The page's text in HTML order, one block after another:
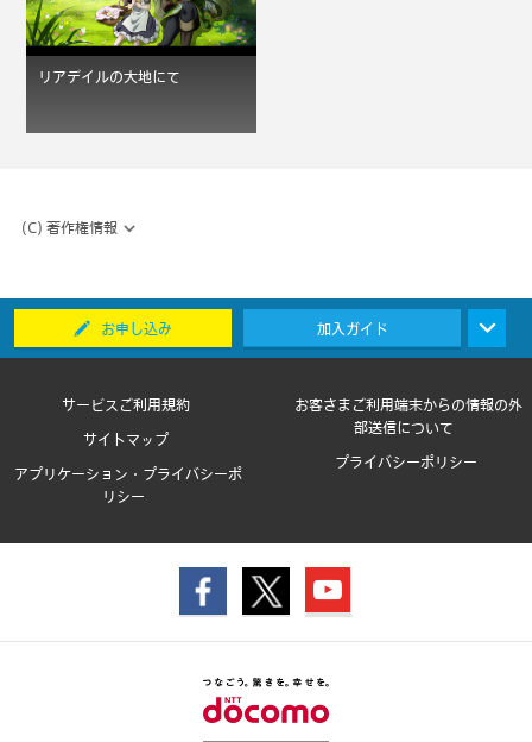
リアデイルの大地にて
(C) 著作権情報
お申し込み 加入ガイド
サービスご利用規約
お客さまご利用端末からの情報の外
部送信について
サイトマップ
プライバシーポリシー
アプリケーション・プライバシーポ
リシー